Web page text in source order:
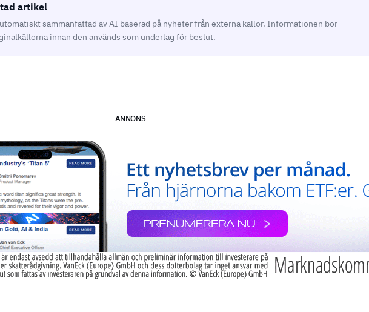
artikel
sammanfattad av AI baserad på nyheter från externa källor. Informationen bör
innan den används som underlag för beslut.
ANNONS